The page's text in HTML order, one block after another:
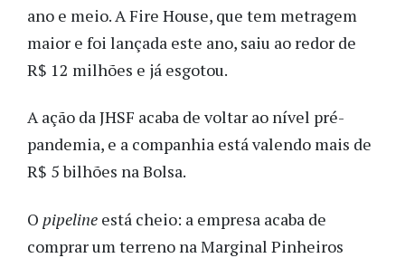
ano e meio. A Fire House, que tem metragem
maior e foi lançada este ano, saiu ao redor de
R$ 12 milhões e já esgotou.
A ação da JHSF acaba de voltar ao nível pré-
pandemia, e a companhia está valendo mais de
R$ 5 bilhões na Bolsa.
O pipeline está cheio: a empresa acaba de
comprar um terreno na Marginal Pinheiros